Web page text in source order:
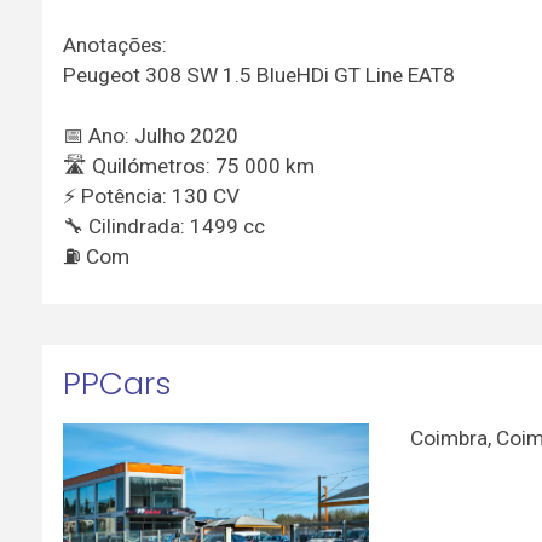
Anotações:
Peugeot 308 SW 1.5 BlueHDi GT Line EAT8
📅 Ano: Julho 2020
🛣 Quilómetros: 75 000 km
⚡ Potência: 130 CV
🔧 Cilindrada: 1499 cc
⛽ Com
PPCars
Coimbra,